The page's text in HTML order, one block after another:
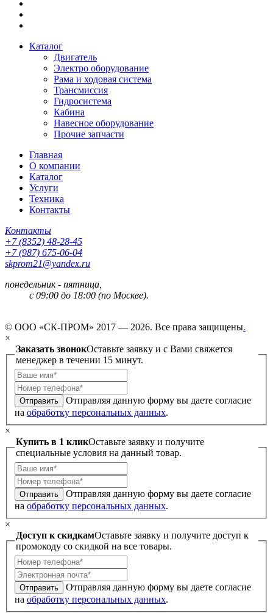
Каталог
Двигатель
Электро оборудование
Рама и ходовая система
Трансмиссия
Гидросистема
Кабина
Навесное оборудование
Прочие запчасти
Главная
О компании
Каталог
Услуги
Техника
Контакты
Контакты
+7 (8352) 48-28-45
+7 (987) 675-06-04
skprom21@yandex.ru
понедельник - пятница,
с 09:00 до 18:00 (по Москве).
© ООО «СК-ПРОМ» 2017 — 2026. Все права защищены.
×
Заказать звонокОставьте заявку и с Вами свяжется
менеджер в течении 15 минут.
Отправить
Отправляя данную форму вы даете согласие
на обработку персональных данных.
×
Купить в 1 кликОставьте заявку и получите
специальные условия на данный товар.
Отправить
Отправляя данную форму вы даете согласие
на обработку персональных данных.
×
Доступ к скидкамОставьте заявку и получите доступ к
промокоду со скидкой на все товары.
Отправить
Отправляя данную форму вы даете согласие
на обработку персональных данных.